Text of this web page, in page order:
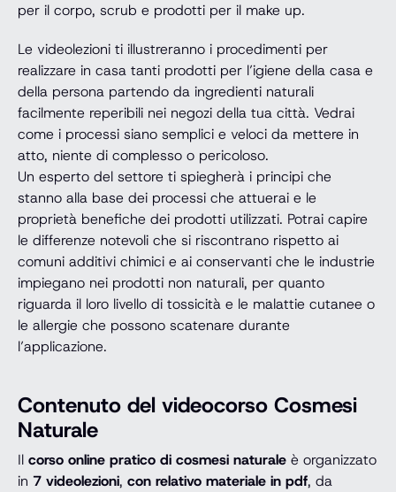
per il corpo, scrub e prodotti per il make up.
Le videolezioni ti illustreranno i procedimenti per
realizzare in casa tanti prodotti per l’igiene della casa e
della persona partendo da ingredienti naturali
facilmente reperibili nei negozi della tua città. Vedrai
come i processi siano semplici e veloci da mettere in
atto, niente di complesso o pericoloso.
Un esperto del settore ti spiegherà i principi che
stanno alla base dei processi che attuerai e le
proprietà benefiche dei prodotti utilizzati. Potrai capire
le differenze notevoli che si riscontrano rispetto ai
comuni additivi chimici e ai conservanti che le industrie
impiegano nei prodotti non naturali, per quanto
riguarda il loro livello di tossicità e le malattie cutanee o
le allergie che possono scatenare durante
l’applicazione.
Contenuto del videocorso Cosmesi
Naturale
Il corso online pratico di cosmesi naturale è organizzato
in 7 videolezioni, con relativo materiale in pdf, da